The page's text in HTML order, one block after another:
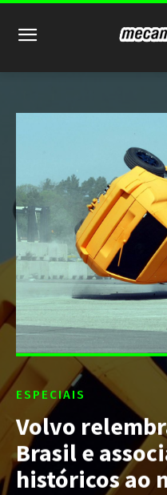
ESPECIAIS
Volvo
Brasil e
históricos ao